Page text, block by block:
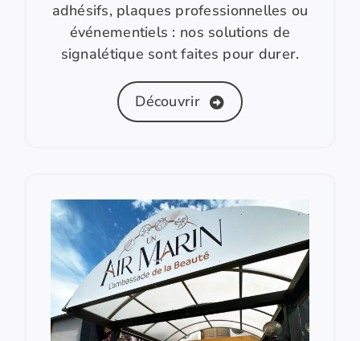
adhésifs, plaques professionnelles ou
événementiels : nos solutions de
signalétique sont faites pour durer.
Découvrir